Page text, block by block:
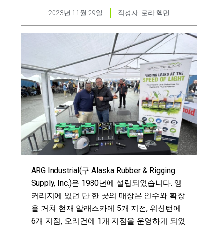
2023년 11월 29일 작성자: 로라 헥먼
ARG Industrial(구 Alaska Rubber & Rigging
Supply, Inc.)은 1980년에 설립되었습니다. 앵
커리지에 있던 단 한 곳의 매장은 인수와 확장
을 거쳐 현재 알래스카에 5개 지점, 워싱턴에
6개 지점, 오리건에 1개 지점을 운영하게 되었